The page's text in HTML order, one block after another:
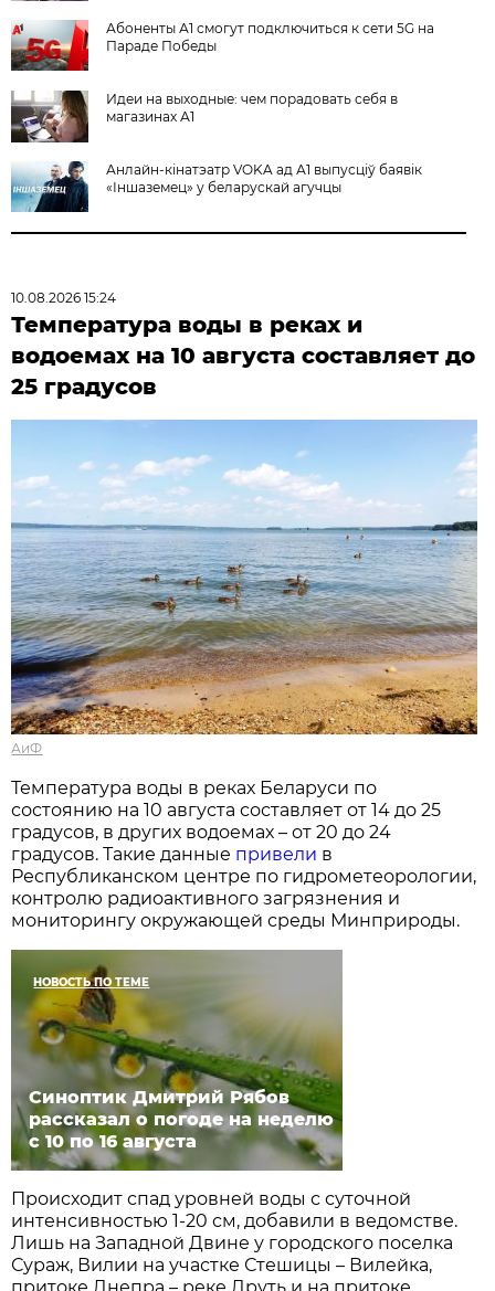
Абоненты А1 смогут подключиться к сети 5G на
Параде Победы
Идеи на выходные: чем порадовать себя в
магазинах А1
Анлайн-кінатэатр VOKA ад А1 выпусціў баявік
«Іншаземец» у беларускай агучцы
10.08.2026 15:24
Температура воды в реках и
водоемах на 10 августа составляет до
25 градусов
АиФ
Температура воды в реках Беларуси по
состоянию на 10 августа составляет от 14 до 25
градусов, в других водоемах – от 20 до 24
градусов. Такие данные привели в
Республиканском центре по гидрометеорологии,
контролю радиоактивного загрязнения и
мониторингу окружающей среды Минприроды.
НОВОСТЬ ПО ТЕМЕ
Синоптик Дмитрий Рябов
рассказал о погоде на неделю
с 10 по 16 августа
Происходит спад уровней воды с суточной
интенсивностью 1-20 см, добавили в ведомстве.
Лишь на Западной Двине у городского поселка
Сураж, Вилии на участке Стешицы – Вилейка,